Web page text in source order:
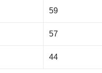
59
57
44